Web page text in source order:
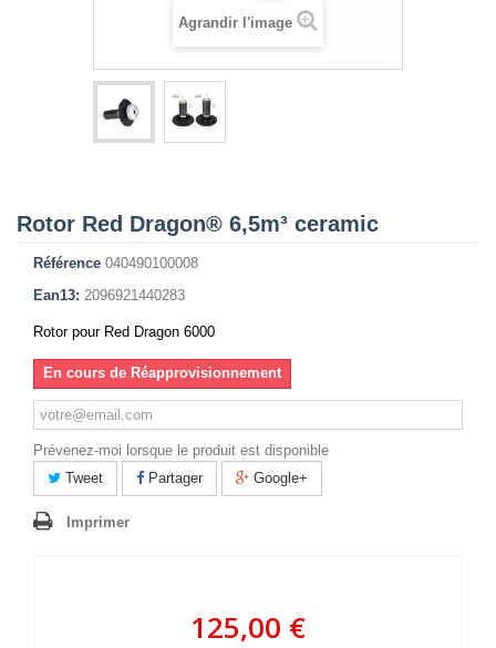
Agrandir l'image
Rotor Red Dragon® 6,5m³ ceramic
Référence 040490100008
Ean13: 2096921440283
Rotor pour Red Dragon 6000
En cours de Réapprovisionnement
Prévenez-moi lorsque le produit est disponible
Tweet
Partager Google+
Imprimer
125,00 €